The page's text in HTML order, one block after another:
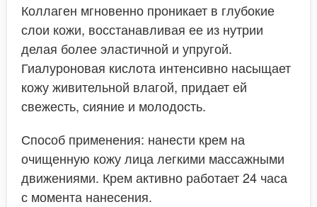
Коллаген мгновенно проникает в глубокие
слои кожи, восстанавливая ее из нутрии
делая более эластичной и упругой.
Гиалуроновая кислота интенсивно насыщает
кожу живительной влагой, придает ей
свежесть, сияние и молодость.
Способ применения: нанести крем на
очищенную кожу лица легкими массажными
движениями. Крем активно работает 24 часа
с момента нанесения.